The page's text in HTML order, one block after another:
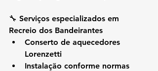
🔧 Serviços especializados em
Recreio dos Bandeirantes
Conserto de aquecedores
Lorenzetti
Instalação conforme normas